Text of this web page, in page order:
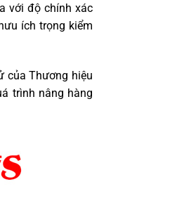
với độ chính xác
ích trọng kiểm
của Thương hiệu
trình nâng hàng